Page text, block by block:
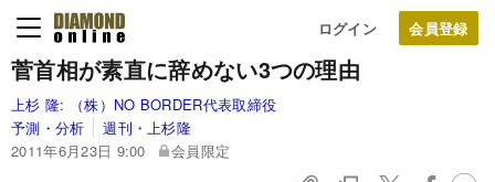
ログイン
菅首相が素直に辞めない3つの理由
上杉 隆:
（株）NO BORDER代表取締役
予測・分析
週刊・上杉隆
2011年6月23日 9:00
会員限定